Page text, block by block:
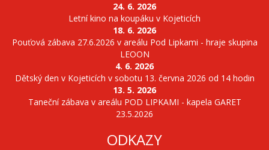
24. 6. 2026
Letní kino na koupáku v Kojeticích
18. 6. 2026
Pouťová zábava 27.6.2026 v areálu Pod Lipkami - hraje skupina
LEOON
4. 6. 2026
Dětský den v Kojeticích v sobotu 13. června 2026 od 14 hodin
13. 5. 2026
Taneční zábava v areálu POD LIPKAMI - kapela GARET
23.5.2026
ODKAZY